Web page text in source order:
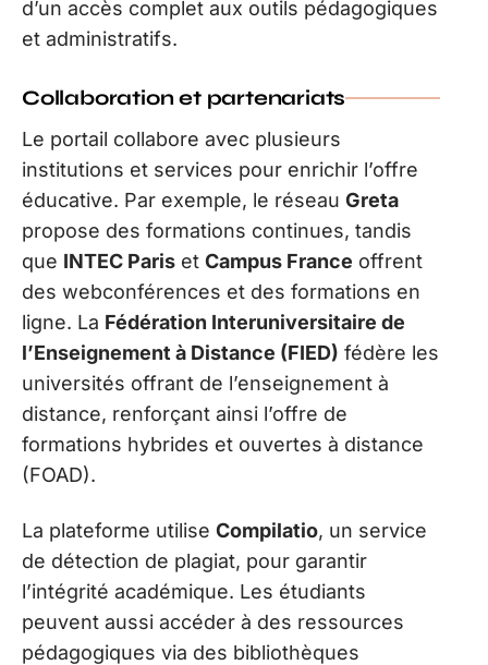
d’un accès complet aux outils pédagogiques
et administratifs.
Collaboration et partenariats
Le portail collabore avec plusieurs
institutions et services pour enrichir l’offre
éducative. Par exemple, le réseau Greta
propose des formations continues, tandis
que INTEC Paris et Campus France offrent
des webconférences et des formations en
ligne. La Fédération Interuniversitaire de
l’Enseignement à Distance (FIED) fédère les
universités offrant de l’enseignement à
distance, renforçant ainsi l’offre de
formations hybrides et ouvertes à distance
(FOAD).
La plateforme utilise Compilatio, un service
de détection de plagiat, pour garantir
l’intégrité académique. Les étudiants
peuvent aussi accéder à des ressources
pédagogiques via des bibliothèques